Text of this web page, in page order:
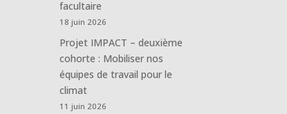
facultaire
18 juin 2026
Projet IMPACT – deuxième
cohorte : Mobiliser nos
équipes de travail pour le
climat
11 juin 2026